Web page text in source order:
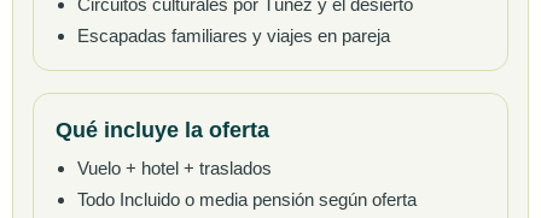
Circuitos culturales por Túnez y el desierto
Escapadas familiares y viajes en pareja
Qué incluye la oferta
Vuelo + hotel + traslados
Todo Incluido o media pensión según oferta